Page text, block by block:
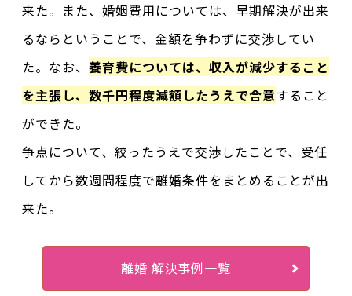
来た。また、婚姻費用については、早期解決が出来
るならということで、金額を争わずに交渉してい
た。なお、養育費については、収入が減少すること
を主張し、数千円程度減額したうえで合意すること
ができた。
争点について、絞ったうえで交渉したことで、受任
してから数週間程度で離婚条件をまとめることが出
来た。
離婚 解決事例一覧